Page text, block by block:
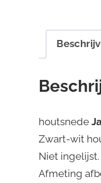
houtsnede
Zwart-wit
Niet ingelijst.
Afmeting